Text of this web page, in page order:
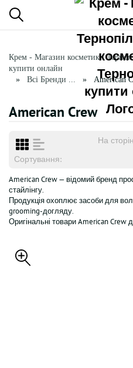
Крем - Магазин косметики
купити онлайн
Всі Бренди ...
American
American Crew
На
Сортування:
American Crew — відомий бренд
стайлінгу.
Продукція охоплює засоби для
grooming-догляду.
Оригінальні товари American Crew